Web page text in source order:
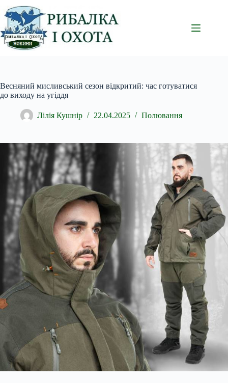
Перейти
до
вмісту
Весняний мисливський сезон відкритий: час готуватися
до виходу на угіддя
Лілія Кушнір 22.04.2025 Полювання